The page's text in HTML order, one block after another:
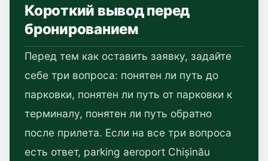
Короткий вывод перед
бронированием
Перед тем как оставить заявку, задайте
себе три вопроса: понятен ли путь до
парковки, понятен ли путь от парковки к
терминалу, понятен ли путь обратно
после прилета. Если на все три вопроса
есть ответ, parking aeroport Chișinău